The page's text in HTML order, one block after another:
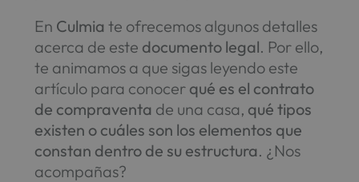
En Culmia te ofrecemos algunos detalles
acerca de este documento legal. Por ello,
te animamos a que sigas leyendo este
artículo para conocer qué es el contrato
de compraventa de una casa, qué tipos
existen o cuáles son los elementos que
constan dentro de su estructura. ¿Nos
acompañas?